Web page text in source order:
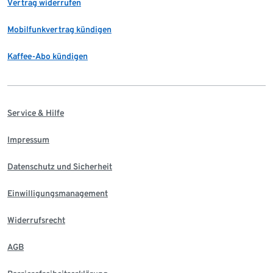
Vertrag widerrufen
Mobilfunkvertrag kündigen
Kaffee-Abo kündigen
Service & Hilfe
Impressum
Datenschutz und Sicherheit
Einwilligungsmanagement
Widerrufsrecht
AGB